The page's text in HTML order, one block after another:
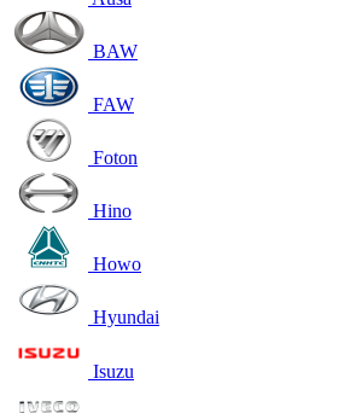
BAW
FAW
Foton
Hino
Howo
Hyundai
Isuzu